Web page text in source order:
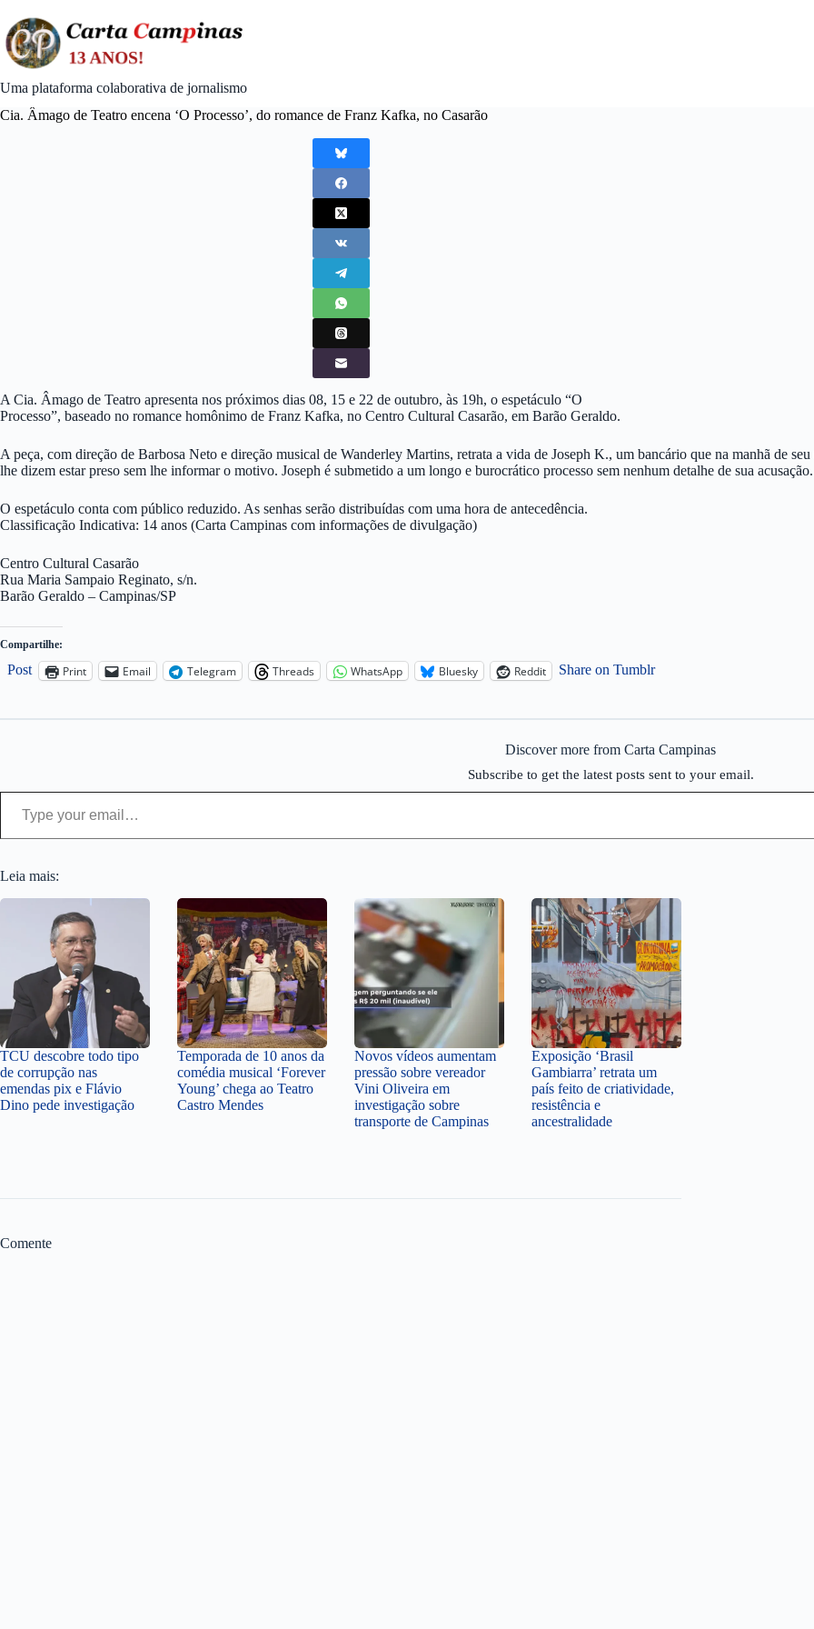
content
Uma plataforma colaborativa de jornalismo
Cia. Âmago de Teatro encena ‘O Processo’, do romance de Franz Kafka, no Casarão
A Cia. Âmago de Teatro apresenta nos próximos dias 08, 15 e 22 de outubro, às 19h, o espetáculo “O
Processo”, baseado no romance homônimo de Franz Kafka, no Centro Cultural Casarão, em Barão Geraldo.
A peça, com direção de Barbosa Neto e direção musical de Wanderley Martins, retrata a vida de Joseph K., um bancário que na manhã de
lhe dizem estar preso sem lhe informar o motivo. Joseph é submetido a um longo e burocrático processo sem nenhum detalhe de sua
O espetáculo conta com público reduzido. As senhas serão distribuídas com uma hora de antecedência.
Classificação Indicativa: 14 anos (Carta Campinas com informações de divulgação)
Centro Cultural Casarão
Rua Maria Sampaio Reginato, s/n.
Barão Geraldo – Campinas/SP
Compartilhe:
Post Print Email Telegram Threads WhatsApp Bluesky Reddit Share on Tumblr
Discover more from Carta Campinas
Subscribe to get the latest posts sent to your email.
Type your email…
Leia mais:
TCU descobre todo tipo
de corrupção nas
emendas pix e Flávio
Dino pede investigação
Temporada de 10 anos da
comédia musical ‘Forever
Young’ chega ao Teatro
Castro Mendes
Novos vídeos aumentam
pressão sobre vereador
Vini Oliveira em
investigação sobre
transporte de Campinas
Exposição ‘Brasil
Gambiarra’ retrata um
país feito de criatividade,
resistência e
ancestralidade
Comente